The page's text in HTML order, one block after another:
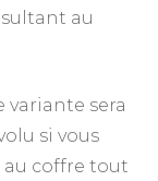
au
variante sera
si vous
au coffre tout